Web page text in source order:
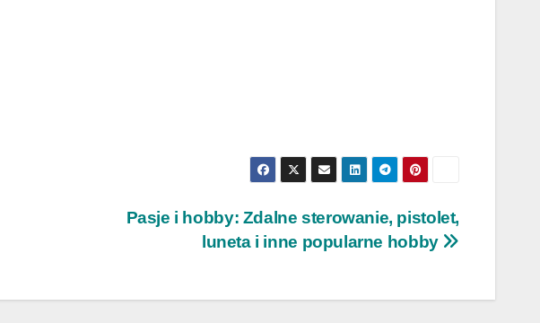
Pasje i hobby: Zdalne sterowanie, pistolet,
luneta i inne popularne hobby